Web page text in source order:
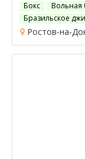
Бокс Вольная
Бразильское
Ростов-на-